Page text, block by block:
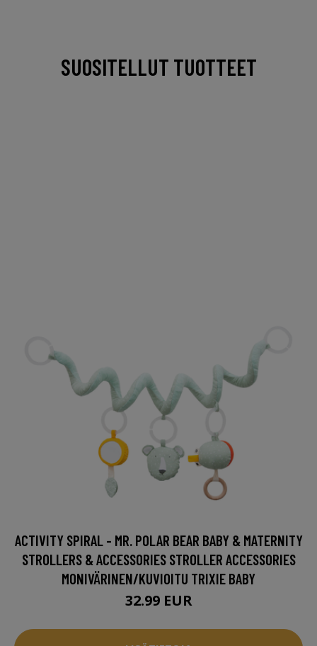
SUOSITELLUT TUOTTEET
ACTIVITY SPIRAL - MR. POLAR BEAR BABY & MATERNITY
STROLLERS & ACCESSORIES STROLLER ACCESSORIES
MONIVÄRINEN/KUVIOITU TRIXIE BABY
32.99 EUR